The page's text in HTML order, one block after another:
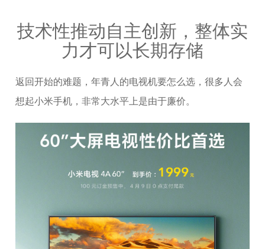
技术性推动自主创新，整体实
力才可以长期存储
返回开始的难题，年青人的电视机要怎么选，很多人会
想起小米手机，非常大水平上是由于廉价。